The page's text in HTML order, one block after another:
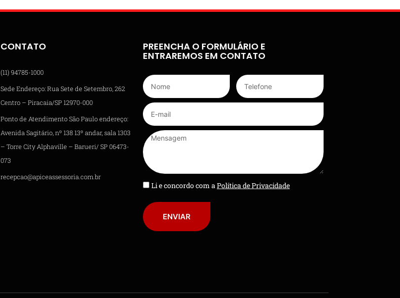
CONTATO
(11) 94785-1000
Sede Endereço: Rua Sete de Setembro, 262
Centro – Piracaia/SP 12970-000
Ponto de Atendimento São Paulo endereço:
Avenida Sagitário, nº 138 13º andar, sala 1303
– Torre City Alphaville – Barueri/ SP 06473-
073
recepcao@apiceassessoria.com.br
PREENCHA O FORMULÁRIO E
ENTRAREMOS EM CONTATO
Li e concordo com aPolítica de Privacidade
ENVIAR